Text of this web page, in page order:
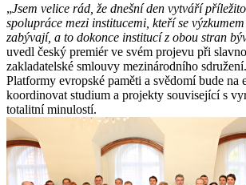
„Jsem velice rád, že dnešní den vytváří
spolupráce mezi institucemi, kteří se
zabývají, a to dokonce institucí z obou stran
uvedl český premiér ve svém projevu při
zakladatelské smlouvy mezinárodního
Platformy evropské paměti a svědomí bude na
koordinovat studium a projekty související s
totalitní minulostí.